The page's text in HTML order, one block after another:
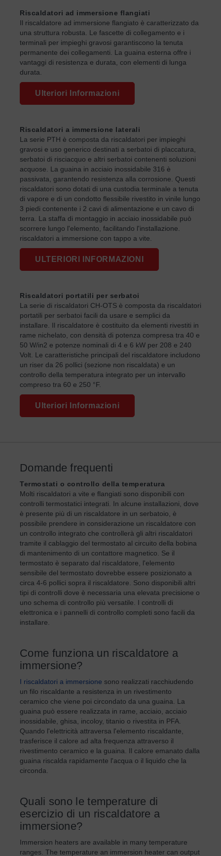
Riscaldatori ad immersione flangiati
Il riscaldatore ad immersione flangiato è caratterizzato da
una struttura robusta. Le fascette di collegamento e i
terminali per impieghi gravosi garantiscono la tenuta
permanente dei collegamenti. La guaina esterna offre i
vantaggi di resistenza e durata, con elementi di lunga
durata.
Ulteriori Informazioni
Riscaldatori a immersione laterali
La serie PTH è composta da riscaldatori per impieghi
gravosi e uso generico destinati a serbatoi di placcatura,
serbatoi di risciacquo e altri serbatoi contenenti soluzioni
acquose. La guaina in acciaio inossidabile 316 è
passivata, garantendo resistenza alla corrosione. Questi
riscaldatori sono dotati di una custodia terminale a tenuta
di vapore e di un condotto flessibile rivestito in vinile lungo
3 piedi contenente i 2 cavi di alimentazione e un cavo di
terra. La staffa di montaggio in acciaio inossidabile può
scorrere lungo l'elemento, facilitando l'installazione.
riscaldatori a immersione con tappo a vite.
ULTERIORI INFORMAZIONI
Riscaldatori portatili per serbatoi
La serie di riscaldatori CH-OTS è composta da riscaldatori
portatili per serbatoi facili da usare e semplici da
installare. Il riscaldatore è costituito da elementi rivestiti in
rame nichelato, con densità di potenza compresa tra 40 e
50 W/in2 e potenze nominali di 4 e 6 kW per 208 e 240
Volt. Le caratteristiche principali del riscaldatore includono
un riser da 26 pollici (sezione non riscaldata) e un
controllo della temperatura integrato per un intervallo
compreso tra 60 e 250 °F.
Ulteriori Informazioni
Domande frequenti
Termostati o controllo della temperatura
Molti riscaldatori a vite e flangiati sono disponibili con
controlli termostatici integrati. In alcune installazioni, dove
è presente più di un riscaldatore in un serbatoio, è
possibile prendere in considerazione un riscaldatore con
un controllo integrato che controllerà gli altri riscaldatori
tramite il cablaggio del termostato al circuito della bobina
di mantenimento di un contattore magnetico. Se il
termostato è separato dal riscaldatore, l'elemento
sensibile del termostato dovrebbe essere posizionato a
circa 4-6 pollici sopra il riscaldatore. Sono disponibili altri
tipi di controlli dove è necessaria una elevata precisione o
uno schema di controllo più versatile. I controlli di
elettronica e i pannelli di controllo completi sono facili da
installare.
Come funziona un riscaldatore a
immersione?
I riscaldatori a immersione sono realizzati racchiudendo
un filo riscaldante a resistenza in un rivestimento
ceramico che viene poi circondato da una guaina. La
guaina può essere realizzata in rame, acciaio, acciaio
inossidabile, ghisa, incoloy, titanio o rivestita in PFA.
Quando l'elettricità attraversa l'elemento riscaldante,
trasferisce il calore ad alta frequenza attraverso il
rivestimento ceramico e la guaina. Il calore emanato dalla
guaina riscalda rapidamente l'acqua o il liquido che la
circonda.
Quali sono le temperature di
esercizio di un riscaldatore a
immersione?
Immersion heaters are available in many temperature
ranges. The temperature an immersion heater can output